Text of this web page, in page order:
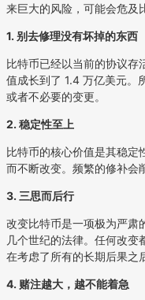
来巨大的风险，可能会危及
1. 别去修理没有坏掉的东西
比特币已经以当前的协议存
值成长到了 1.4 万亿美元。
或者不必要的变更。
2. 稳定性至上
比特币的核心价值是其稳定
而不断改变。频繁的修补会
3. 三思而后行
改变比特币是一项极为严肃
几个世纪的法律。任何改
在考虑了所有的长期后果之
4. 赌注越大，越不能着急